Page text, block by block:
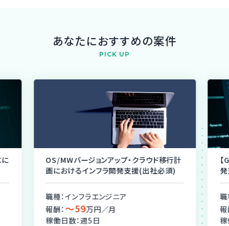
あなたにおすすめの案件
PICK UP
OS/MWバージョンアップ・クラウド移行計
画におけるインフラ開発支援(出社必須)
職種：インフラエンジニア
報酬：〜59万円／月
稼働日数：週5日
職
報